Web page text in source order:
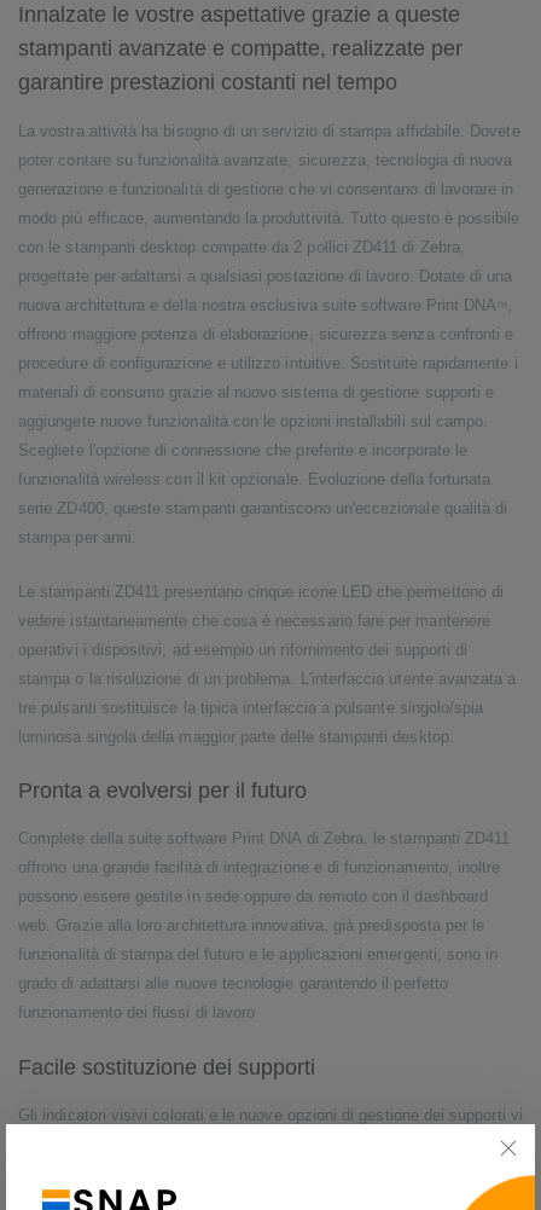
Innalzate le vostre aspettative grazie a queste
stampanti avanzate e compatte, realizzate per
garantire prestazioni costanti nel tempo
La vostra attività ha bisogno di un servizio di stampa affidabile. Dovete
poter contare su funzionalità avanzate, sicurezza, tecnologia di nuova
generazione e funzionalità di gestione che vi consentano di lavorare in
modo più efficace, aumentando la produttività. Tutto questo è possibile
con le stampanti desktop compatte da 2 pollici ZD411 di Zebra,
progettate per adattarsi a qualsiasi postazione di lavoro. Dotate di una
nuova architettura e della nostra esclusiva suite software Print DNA TM ,
offrono maggiore potenza di elaborazione, sicurezza senza confronti e
procedure di configurazione e utilizzo intuitive. Sostituite rapidamente i
materiali di consumo grazie al nuovo sistema di gestione supporti e
aggiungete nuove funzionalità con le opzioni installabili sul campo.
Scegliete l'opzione di connessione che preferite e incorporate le
funzionalità wireless con il kit opzionale. Evoluzione della fortunata
serie ZD400, queste stampanti garantiscono un'eccezionale qualità di
stampa per anni.
Le stampanti ZD411 presentano cinque icone LED che permettono di
vedere istantaneamente che cosa è necessario fare per mantenere
operativi i dispositivi, ad esempio un rifornimento dei supporti di
stampa o la risoluzione di un problema. L'interfaccia utente avanzata a
tre pulsanti sostituisce la tipica interfaccia a pulsante singolo/spia
luminosa singola della maggior parte delle stampanti desktop.
Pronta a evolversi per il futuro
Complete della suite software Print DNA di Zebra, le stampanti ZD411
offrono una grande facilità di integrazione e di funzionamento, inoltre
possono essere gestite in sede oppure da remoto con il dashboard
web. Grazie alla loro architettura innovativa, già predisposta per le
funzionalità di stampa del futuro e le applicazioni emergenti, sono in
grado di adattarsi alle nuove tecnologie garantendo il perfetto
funzionamento dei flussi di lavoro
Facile sostituzione dei supporti
Gli indicatori visivi colorati e le nuove opzioni di gestione dei supporti vi
guidano durante la sostituzione dei supporti, velocizzando gli interventi
procedura di sostituzione del nastro è rapida e intuitiva; oltre a evitare